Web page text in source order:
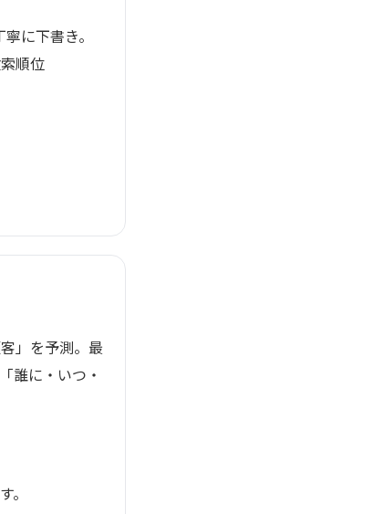
に下書き。
順位
」を予測。最
誰に・いつ・
。